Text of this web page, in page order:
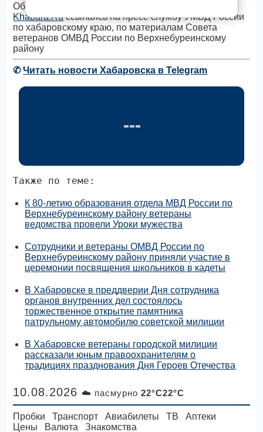
Об этом передает
Khabara.Ruссылаясь на пресс-службу УМВД России
по хабаровскому краю, по материалам Совета
ветеранов ОМВД России по Верхнебуреинскому
району
✆Читать новости Хабаровска в Telegram
Также по теме:
К 80-летию образования отдела МВД России по
Верхнебуреинскому району ветераны
ведомства провели Уроки мужества
Сотрудники и ветераны ОМВД России по
Верхнебуреинскому району приняли участие в
церемонии посвящения школьников в кадеты
В Хабаровске в преддверии Дня сотрудника
органов внутренних дел состоялось
торжественное открытие памятника
патрульному автомобилю советской милиции
В Хабаровске ветераны городской милиции
рассказали юным правоохранителям о
традициях празднования Дня Героев Отечества
10.08.2026 ☁️ пасмурно22°C22°C
Пробки Транспорт Авиабилеты ТВ
Аптеки
Цены
Валюта Знакомства